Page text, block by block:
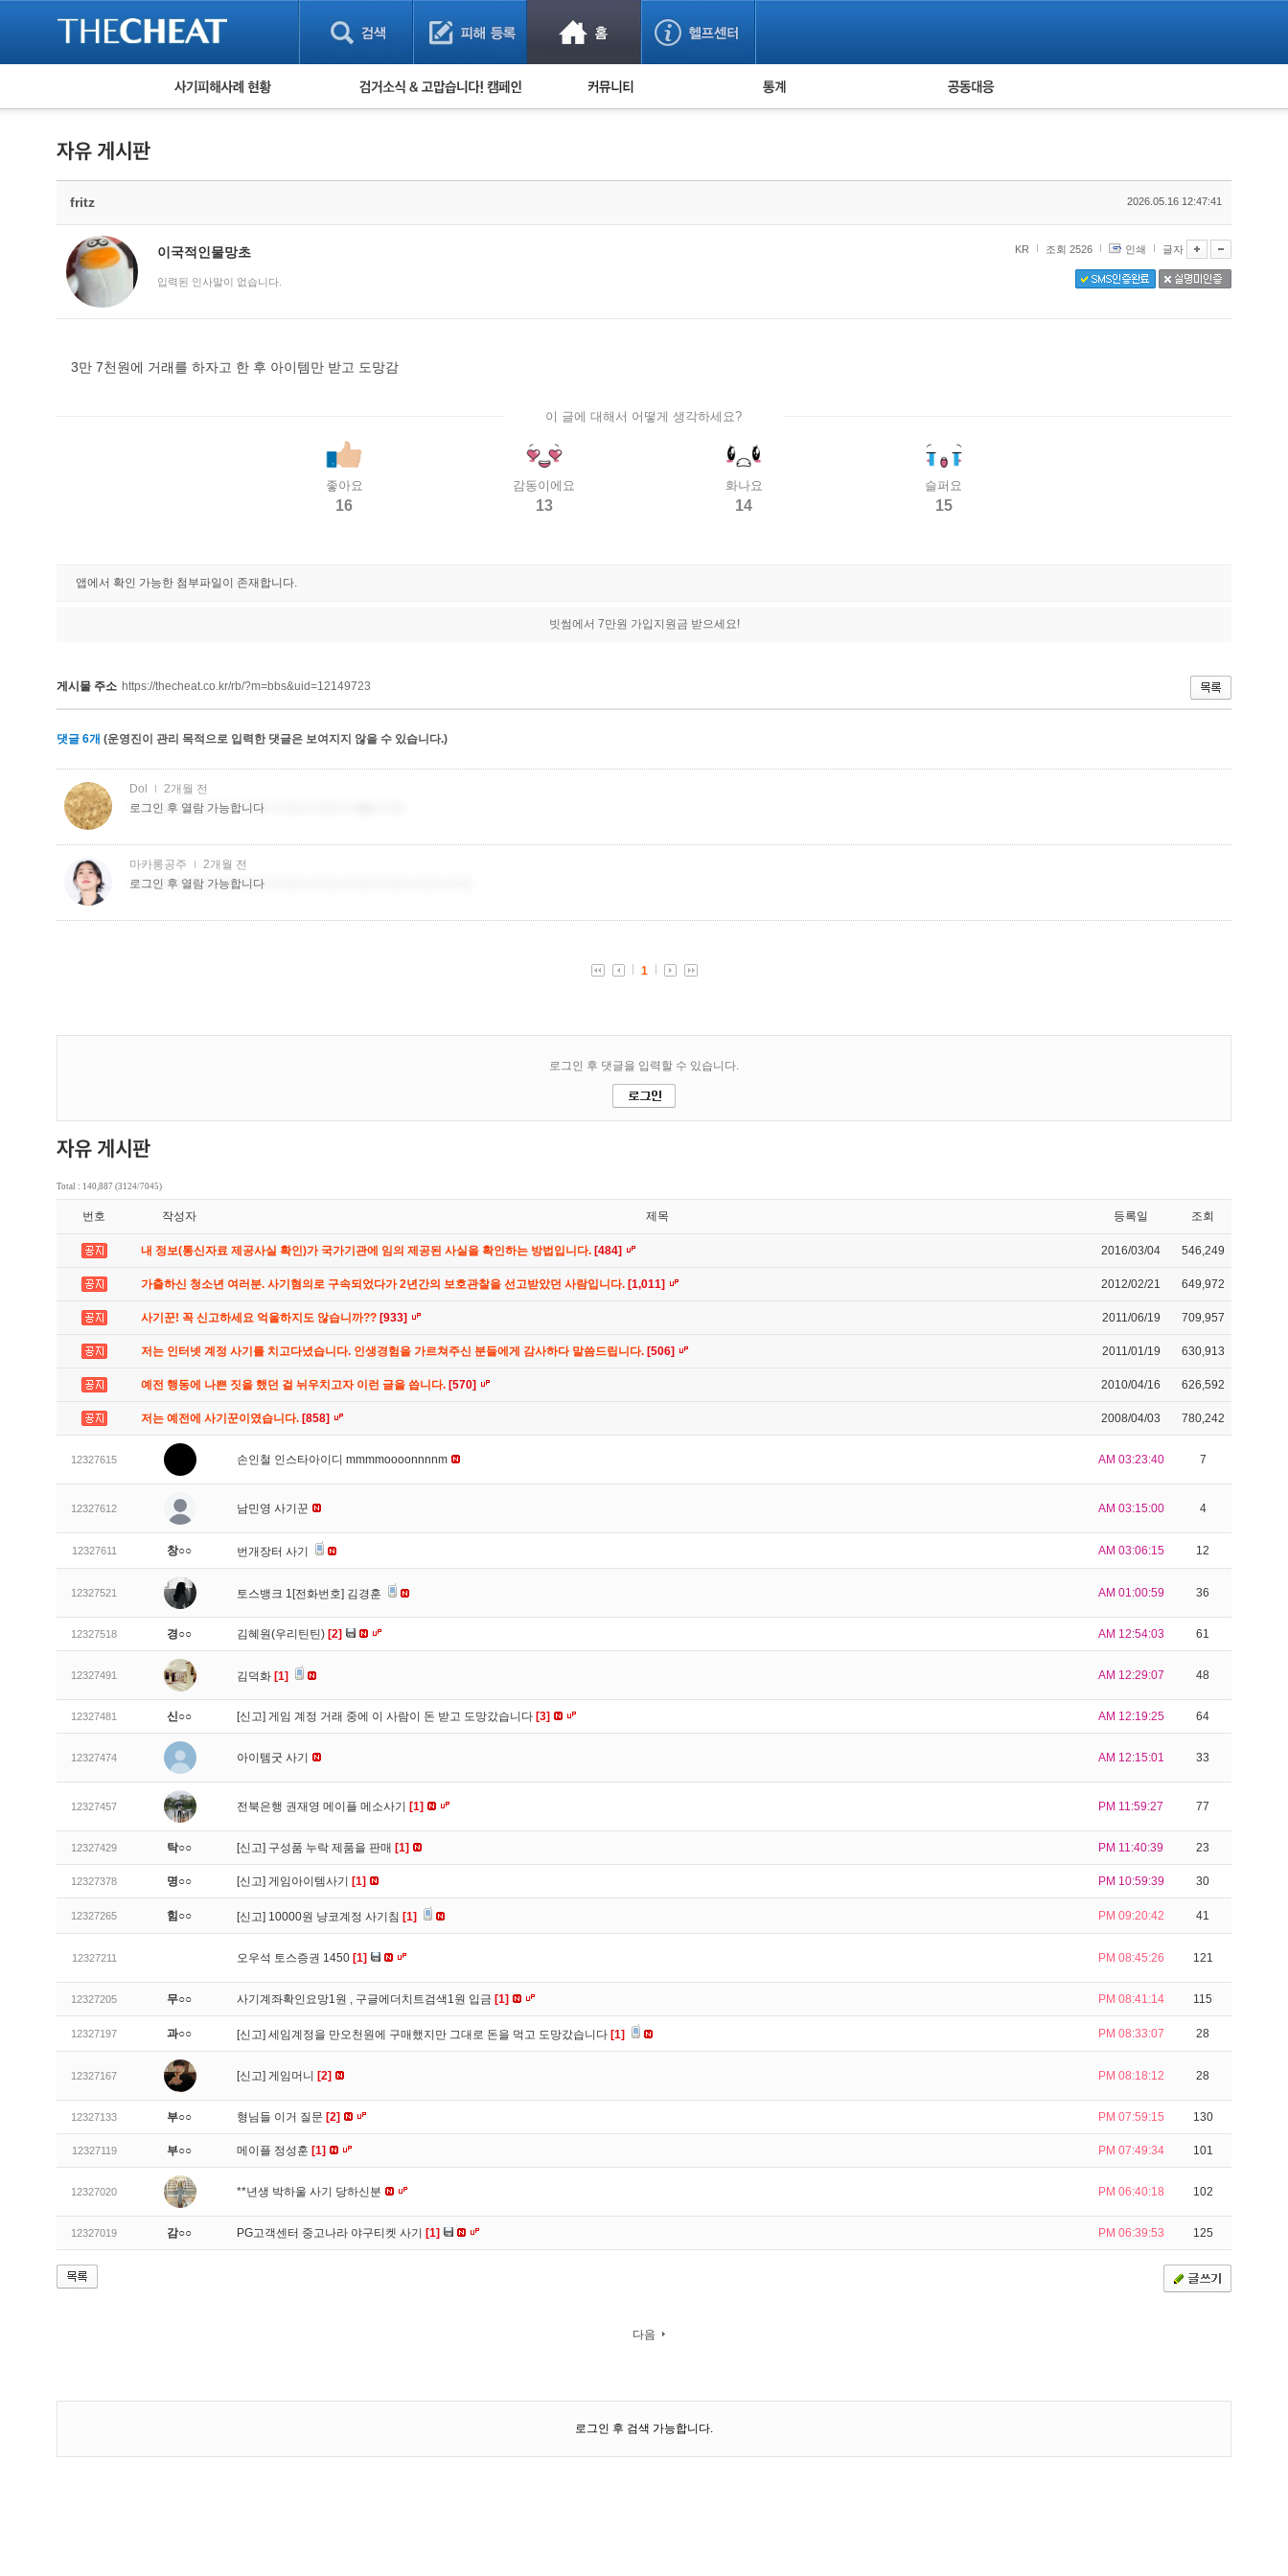
피해사례 현황
유해사이트 목록
비공개 피해사례
워킹홀리데이 피해사례
검거 소식 사기 예방했어요! 누적 피해사례 통계 피해자 공동대응
fritz 2026.05.16 12:47:41
이국적인물망초
입력된 인사말이 없습니다.
KR 조회 2526 인쇄 글자
3만 7천원에 거래를 하자고 한 후 아이템만 받고 도망감
이 글에 대해서 어떻게 생각하세요?
좋아요
16
감동이에요
13
화나요
14
슬퍼요
15
앱에서 확인 가능한 첨부파일이 존재합니다.
빗썸에서 7만원 가입지원금 받으세요!
게시물 주소 https://thecheat.co.kr/rb/?m=bbs&uid=12149723
댓글 6개 (운영진이 관리 목적으로 입력한 댓글은 보여지지 않을 수 있습니다.)
Total : 140,887 (3124/7045)
번호 작성자 제목 등록일 조회
내 정보(통신자료 제공사실 확인)가 국가기관에 임의 제공된 사실을 확인하는 방법입니다. [484] 2016/03/04 546,249
가출하신 청소년 여러분. 사기혐의로 구속되었다가 2년간의 보호관찰을 선고받았던 사람입니다. [1,011] 2012/02/21 649,972
사기꾼! 꼭 신고하세요 억울하지도 않습니까?? [933] 2011/06/19 709,957
저는 인터넷 계정 사기를 치고다녔습니다. 인생경험을 가르쳐주신 분들에게 감사하다 말씀드립니다. [506] 2011/01/19 630,913
예전 행동에 나쁜 짓을 했던 걸 뉘우치고자 이런 글을 씁니다. [570] 2010/04/16 626,592
저는 예전에 사기꾼이였습니다. [858] 2008/04/03 780,242
12327615 손인철 인스타아이디 mmmmoooonnnnm AM 03:23:40 7
12327612 남민영 사기꾼 AM 03:15:00 4
12327611 창○○ 번개장터 사기 AM 03:06:15 12
12327521 토스뱅크 1[전화번호] 김경훈 AM 01:00:59 36
12327518 경○○ 김혜원(우리틴틴) [2] AM 12:54:03 61
12327491 김덕화 [1] AM 12:29:07 48
12327481 신○○ [신고] 게임 계정 거래 중에 이 사람이 돈 받고 도망갔습니다 [3] AM 12:19:25 64
12327474 아이템굿 사기 AM 12:15:01 33
12327457 전북은행 권재영 메이플 메소사기 [1] PM 11:59:27 77
12327429 탁○○ [신고] 구성품 누락 제품을 판매 [1] PM 11:40:39 23
12327378 명○○ [신고] 게임아이템사기 [1] PM 10:59:39 30
12327265 힘○○ [신고] 10000원 냥코계정 사기침 [1] PM 09:20:42 41
12327211 오우석 토스증권 1450 [1] PM 08:45:26 121
12327205 무○○ 사기계좌확인요망1원 , 구글에더치트검색1원 입금 [1] PM 08:41:14 115
12327197 과○○ [신고] 세임계정을 만오천원에 구매했지만 그대로 돈을 먹고 도망갔습니다 [1] PM 08:33:07 28
12327167 [신고] 게임머니 [2] PM 08:18:12 28
12327133 부○○ 형님들 이거 질문 [2] PM 07:59:15 130
12327119 부○○ 메이플 정성훈 [1] PM 07:49:34 101
12327020 **년생 박하울 사기 당하신분 PM 06:40:18 102
12327019 감○○ PG고객센터 중고나라 야구티켓 사기 [1] PM 06:39:53 125
다음
로그인 후 검색 가능합니다.